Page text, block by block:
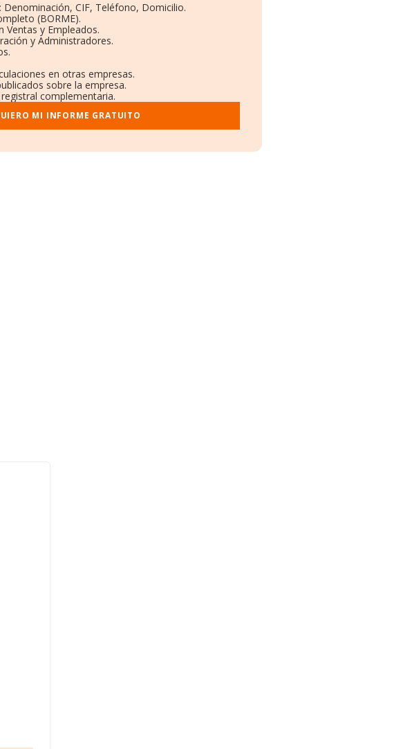
CIF, Teléfono, Domicilio.
(BORME).
Ventas y Empleados.
y Administradores.
en otras empresas.
sobre la empresa.
complementaria.
MI INFORME GRATUITO